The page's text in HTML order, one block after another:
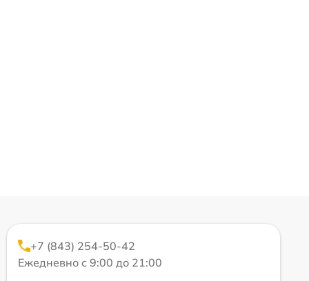
+7 (843) 254-50-42
Ежедневно с 9:00 до 21:00